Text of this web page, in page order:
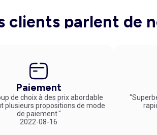
clients parlent de
Paiement
de choix à des prix abordable
plusieurs propositions de mode
de paiement."
2022-08-16